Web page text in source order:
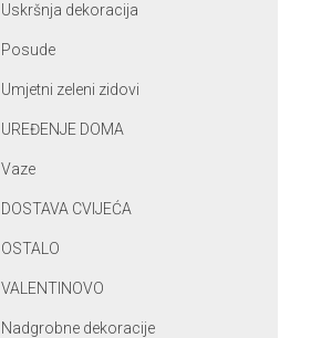
Uskršnja dekoracija
Posude
Umjetni zeleni zidovi
UREĐENJE DOMA
Vaze
DOSTAVA CVIJEĆA
OSTALO
VALENTINOVO
Nadgrobne dekoracije